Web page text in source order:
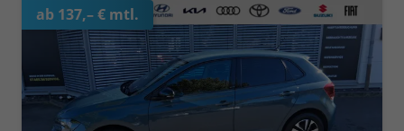
ab 137,– € mtl.